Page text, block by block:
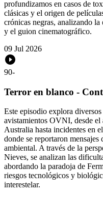
profundizamos en casos de
clásicas y el origen de
crónicas negras, analizando
y el guion cinematográfico.
09 Jul 2026
90-
Terror en blanco -
Este episodio explora
avistamientos OVNI, desde
Australia hasta incidentes en
donde se reportaron
ambiental. A través de la
Nieves, se analizan las
abordando la paradoja de
riesgos tecnológicos y
interestelar.